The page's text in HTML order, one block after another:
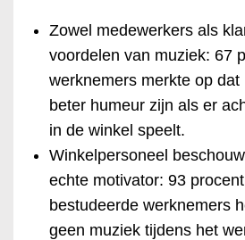
Zowel medewerkers als
voordelen van muziek: 67
werknemers merkte op dat
beter humeur zijn als er
in de winkel speelt.
Winkelpersoneel
echte motivator: 93
bestudeerde werknemers
geen muziek tijdens het